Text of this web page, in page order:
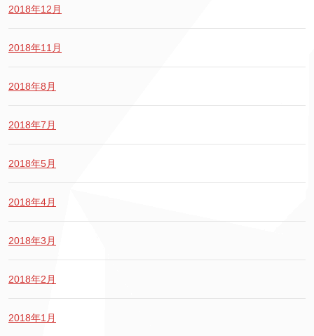
2018年12月
2018年11月
2018年8月
2018年7月
2018年5月
2018年4月
2018年3月
2018年2月
2018年1月